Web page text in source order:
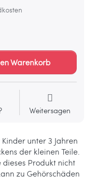
Warenkorb
Weitersagen
unter 3 Jahren
der kleinen Teile.
dieses Produkt nicht
zu Gehörschäden